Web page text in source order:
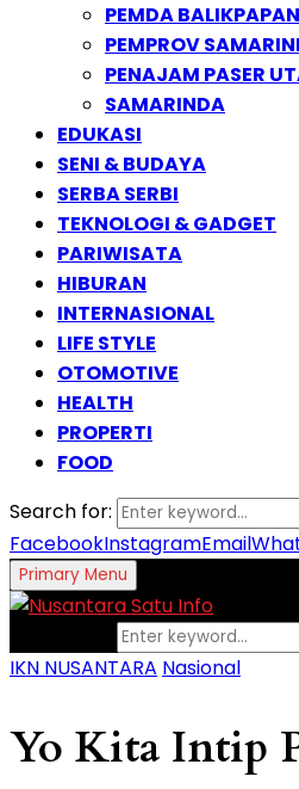
PEMDA BALIKPAPAN
PEMPROV
PENAJAM PASER
SAMARINDA
EDUKASI
SENI & BUDAYA
SERBA SERBI
TEKNOLOGI & GADGET
PARIWISATA
HIBURAN
INTERNASIONAL
LIFE STYLE
OTOMOTIVE
HEALTH
PROPERTI
FOOD
Search for:
FacebookInstagramEmail
Primary Menu
IKN NUSANTARA Nasional
Yo Kita Intip